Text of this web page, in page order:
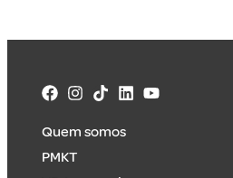
Quem somos
PMKT